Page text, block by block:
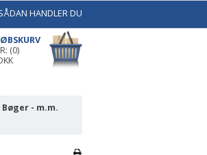
HANDLER DU
(0)
Bøger - m.m.